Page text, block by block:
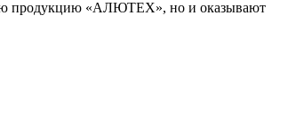
продукцию «АЛЮТЕХ», но и оказывают